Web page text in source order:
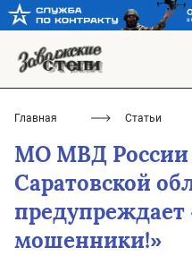
Главная Статьи
МО МВД России
Саратовской
мошенники!»